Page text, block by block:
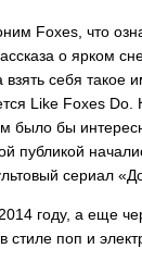
Foxes , что
о ярком
себя такое
Like Foxes Do
было бы
публикой
сериал
году, а еще
стиле поп и